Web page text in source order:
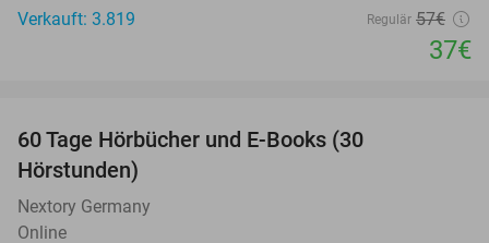
Verkauft: 3.819
Regulär 57€
37€
60 Tage Hörbücher und E-Books (30
Hörstunden)
Nextory Germany
Online